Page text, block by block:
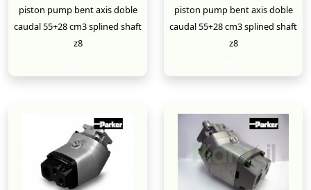
piston pump bent axis doble
caudal 55+28 cm3 splined shaft
z8
piston pump bent axis doble
caudal 55+28 cm3 splined shaft
z8